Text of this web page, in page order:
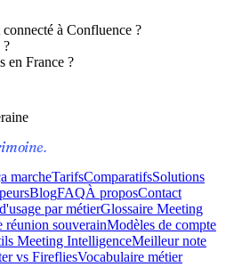
à Confluence ?
?
en France ?
marcheTarifsComparatifsSolutions
BlogFAQÀ proposContact
par métierGlossaire Meeting
réunion souverainModèles de compte
Meeting IntelligenceMeilleur note
vs FirefliesVocabulaire métier